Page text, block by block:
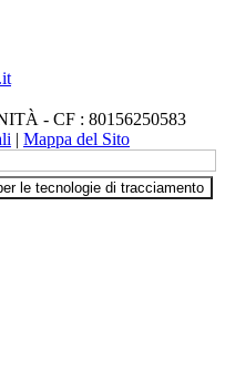
- CF : 80156250583
| Mappa del Sito
le tecnologie di tracciamento